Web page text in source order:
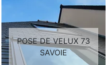
POSE DE VELUX 73
SAVOIE